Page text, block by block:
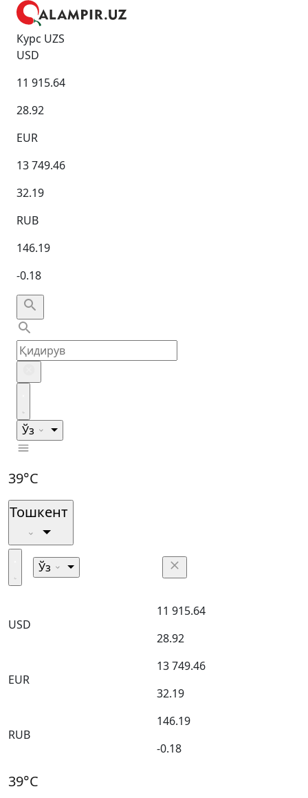
Курс UZS
USD
11 915.64
28.92
EUR
13 749.46
32.19
RUB
146.19
-0.18
Ўз
39°C
Тошкент
Ўз
USD
11 915.64
28.92
EUR
13 749.46
32.19
RUB
146.19
-0.18
39°C